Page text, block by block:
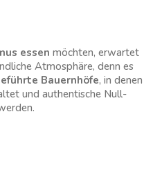
essen möchten, erwartet
Atmosphäre, denn es
Bauernhöfe, in denen
und authentische Null-